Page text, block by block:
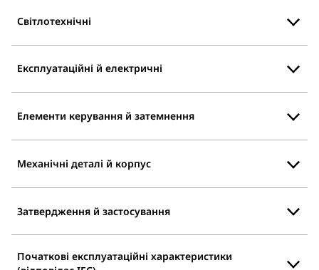
Світлотехнічні
Експлуатаційні й електричні
Елементи керування й затемнення
Механічні деталі й корпус
Затвердження й застосування
Початкові експлуатаційні характеристики